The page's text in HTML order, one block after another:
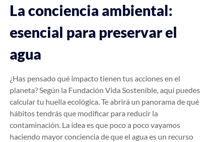
La conciencia ambiental:
esencial para preservar el
agua
¿Has pensado qué impacto tienen tus acciones en el
planeta? Según la Fundación Vida Sostenible, aquí puedes
calcular tu huella ecológica. Te abrirá un panorama de qué
hábitos tendrás que modificar para reducir la
contaminación. La idea es que poco a poco vayamos
haciendo mayor conciencia de que el agua es un recurso